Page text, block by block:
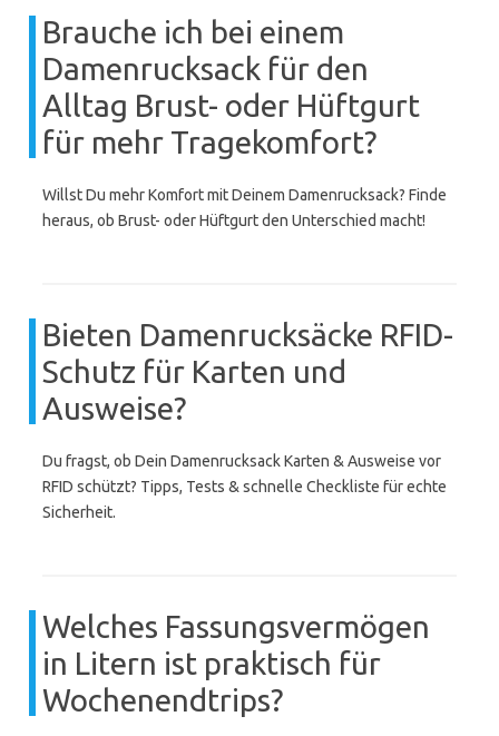
Brauche ich bei einem
Damenrucksack für den
Alltag Brust- oder Hüftgurt
für mehr Tragekomfort?
Willst Du mehr Komfort mit Deinem Damenrucksack? Finde
heraus, ob Brust- oder Hüftgurt den Unterschied macht!
Bieten Damenrucksäcke RFID-
Schutz für Karten und
Ausweise?
Du fragst, ob Dein Damenrucksack Karten & Ausweise vor
RFID schützt? Tipps, Tests & schnelle Checkliste für echte
Sicherheit.
Welches Fassungsvermögen
in Litern ist praktisch für
Wochenendtrips?